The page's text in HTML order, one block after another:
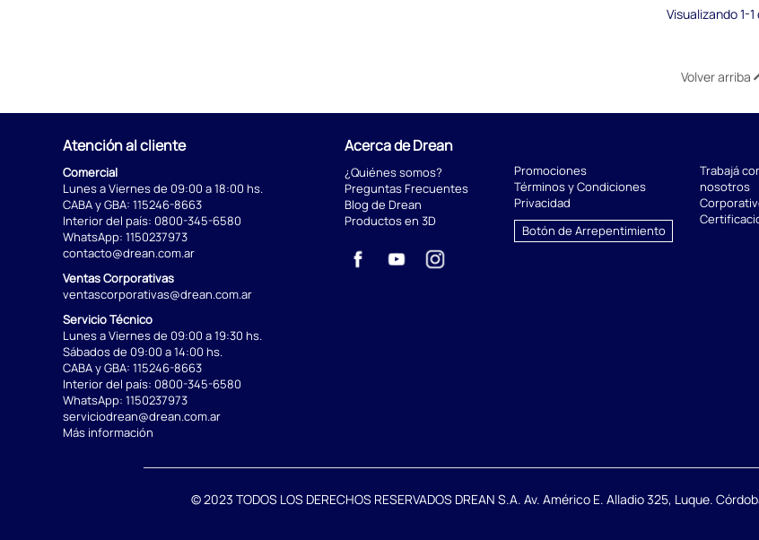
Visualizando 1-1
Volver arriba
Atención al cliente
Comercial
Lunes a Viernes de 09:00 a 18:00 hs.
CABA y GBA: 115246-8663
Interior del país: 0800-345-6580
WhatsApp: 1150237973
contacto@drean.com.ar
Ventas Corporativas
ventascorporativas@drean.com.ar
Servicio Técnico
Lunes a Viernes de 09:00 a 19:30 hs.
Sábados de 09:00 a 14:00 hs.
CABA y GBA: 115246-8663
Interior del país: 0800-345-6580
WhatsApp: 1150237973
serviciodrean@drean.com.ar
Más información
Acerca de Drean
¿Quiénes somos?
Preguntas Frecuentes
Blog de Drean
Productos en 3D
Promociones
Términos y Condiciones
Privacidad
Botón de Arrepentimiento
Trabajá
nosotros
© 2023 TODOS LOS DERECHOS RESERVADOS DREAN S.A. Av. Américo E. Alladio 325, Luque.